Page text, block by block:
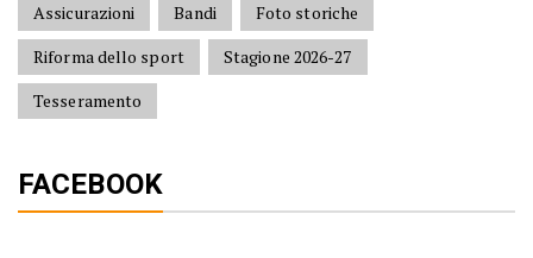
Assicurazioni Bandi
Foto storiche
Riforma dello sport
Stagione 2026-27
Tesseramento
FACEBOOK